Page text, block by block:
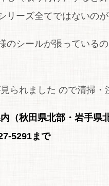
リーズ全てではないのが
のシールが張っている
られました ので清掃
（秋田県北部・岩手県
5291まで